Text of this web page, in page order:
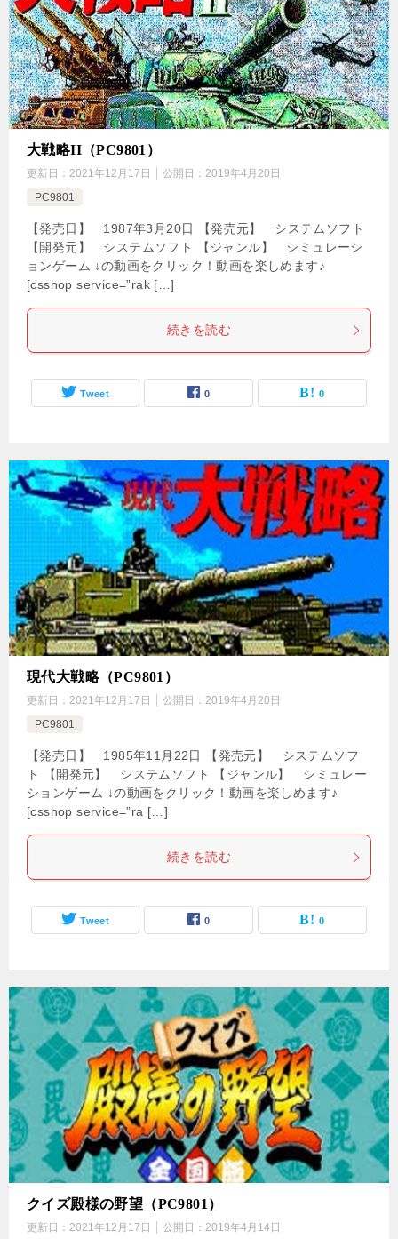
大戦略II（PC9801）
更新日： 2021年12月17日 公開日： 2019年4月20日
PC9801
【発売日】 1987年3月20日 【発売元】 システムソフト
【開発元】 システムソフト 【ジャンル】 シミュレーシ
ョンゲーム ↓の動画をクリック！動画を楽しめます♪
[csshop service=”rak […]
続きを読む
Tweet 0 0
現代大戦略（PC9801）
更新日： 2021年12月17日 公開日： 2019年4月20日
PC9801
【発売日】 1985年11月22日 【発売元】 システムソフ
ト 【開発元】 システムソフト 【ジャンル】 シミュレー
ションゲーム ↓の動画をクリック！動画を楽しめます♪
[csshop service=”ra […]
続きを読む
Tweet 0 0
クイズ殿様の野望（PC9801）
更新日： 2021年12月17日 公開日： 2019年4月14日